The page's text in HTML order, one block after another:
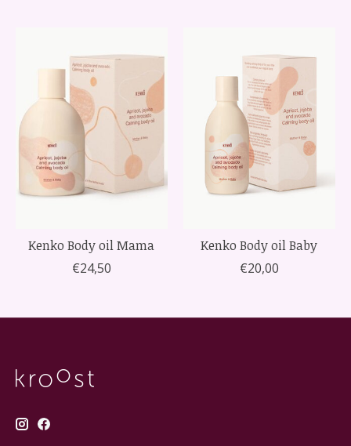
Kenko Body oil Mama
€24,50
Kenko Body oil Baby
€20,00